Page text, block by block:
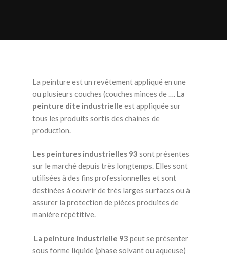
La peinture est un revêtement appliqué en une
ou plusieurs couches (couches minces de …. La
peinture dite industrielle est appliquée sur
tous les produits sortis des chaines de
production.
Les peintures industrielles 93 sont présentes
sur le marché depuis très longtemps. Elles sont
utilisées à des fins professionnelles et sont
destinées à couvrir de très larges surfaces ou à
assurer la protection de pièces produites de
manière répétitive.
La peinture industrielle 93 peut se présenter
sous forme liquide (phase solvant ou aqueuse)